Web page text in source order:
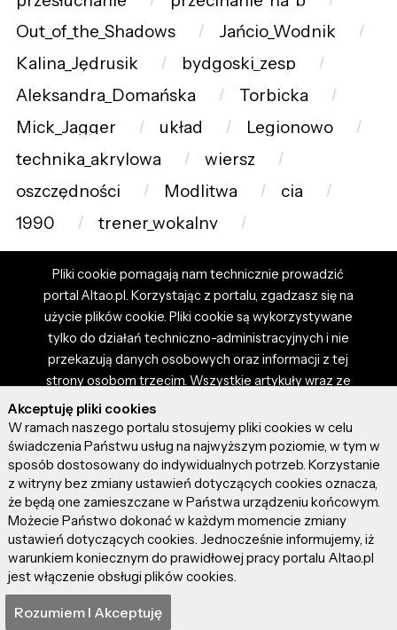
Out_of_the_Shadows
Jańcio_Wodnik
Kalina_Jędrusik
bydgoski_zesp
Aleksandra_Domańska
Torbicka
Mick_Jagger
układ
Legionowo
technika_akrylowa
wiersz
oszczędności
Modlitwa
cia
1990
trener_wokalny
Pliki cookie pomagają nam technicznie prowadzić
portal Altao.pl. Korzystając z portalu, zgadzasz się na
użycie plików cookie. Pliki cookie są wykorzystywane
tylko do działań techniczno-administracyjnych i nie
przekazują danych osobowych oraz informacji z tej
strony osobom trzecim. Wszystkie artykuły wraz ze
zdjęciami i materiałami dostępnymi na portalu są
własnością użytkowników. Administrator i właściciel
portalu nie ponosi odpowiedzialności za tresci
prezentowane przez autorów artykułów. Dodając
artykuł, zgadzasz się z regulaminem portalu oraz
ponosisz odpowiedzialność za wszystkie materiały
umieszczone przez Ciebie na stronie altao.pl.
Szczegóły dostępne w regulaminie portalu.
© 2026 altao.pl. Wszystkie prawa zastrzeżone.
Akceptuję pliki cookies
W ramach naszego portalu stosujemy pliki cookies w celu
świadczenia Państwu usług na najwyższym poziomie, w tym w
sposób dostosowany do indywidualnych potrzeb. Korzystanie
z witryny bez zmiany ustawień dotyczących cookies oznacza,
że będą one zamieszczane w Państwa urządzeniu końcowym.
Możecie Państwo dokonać w każdym momencie zmiany
ustawień dotyczących cookies. Jednocześnie informujemy, iż
warunkiem koniecznym do prawidłowej pracy portalu Altao.pl
jest włączenie obsługi plików cookies.
Rozumiem I Akceptuję